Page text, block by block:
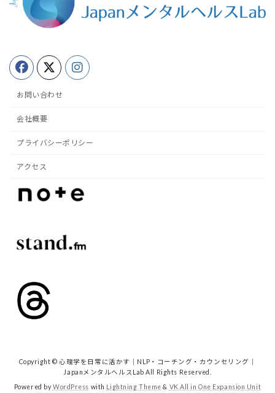
お問い合わせ
会社概要
プライバシーポリシー
アクセス
Copyright © 心理学を日常に活かす｜NLP・コーチング・カウンセリング｜
JapanメンタルヘルスLab All Rights Reserved.
Powered byWordPress with Lightning Theme & VK All in One Expansion Unit